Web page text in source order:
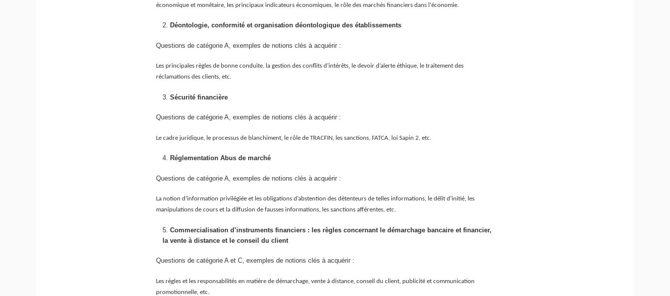
économique et monétaire, les principaux indicateurs économiques, le rôle des marchés financiers dans l'économie.
Déontologie, conformité et organisation déontologique des établissements
Questions de catégorie A, exemples de notions clés à acquérir :
Les principales règles de bonne conduite, la gestion des conflits d’intérêts, le devoir d’alerte éthique, le traitement des
réclamations des clients, etc.
Sécurité financière
Questions de catégorie A, exemples de notions clés à acquérir :
Le cadre juridique, le processus de blanchiment, le rôle de TRACFIN, les sanctions, FATCA, loi Sapin 2, etc.
Réglementation Abus de marché
Questions de catégorie A, exemples de notions clés à acquérir :
La notion d’information privilégiée et les obligations d’abstention des détenteurs de telles informations, le délit d’initié, les
manipulations de cours et la diffusion de fausses informations, les sanctions afférentes, etc.
Commercialisation d’instruments financiers : les règles concernant le démarchage bancaire et financier,
la vente à distance et le conseil du client
Questions de catégorie A et C, exemples de notions clés à acquérir :
Les règles et les responsabilités en matière de démarchage, vente à distance, conseil du client, publicité et communication
promotionnelle, etc.